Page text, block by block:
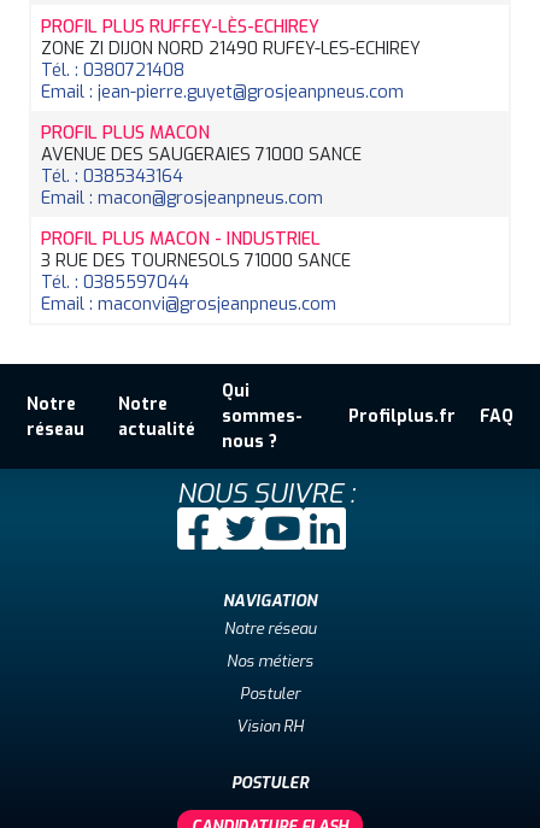
PROFIL PLUS RUFFEY-LÈS-ECHIREY
ZONE ZI DIJON NORD 21490 RUFEY-LES-ECHIREY
Tél. : 0380721408
Email : jean-pierre.guyet@grosjeanpneus.com
PROFIL PLUS MACON
AVENUE DES SAUGERAIES 71000 SANCE
Tél. : 0385343164
Email : macon@grosjeanpneus.com
PROFIL PLUS MACON - INDUSTRIEL
3 RUE DES TOURNESOLS 71000 SANCE
Tél. : 0385597044
Email : maconvi@grosjeanpneus.com
Notre
réseau
Notre
actualité
Qui
sommes-
nous ?
Profilplus.fr FAQ
NAVIGATION
Notre réseau
Nos métiers
Postuler
Vision RH
POSTULER
NOUS SUIVRE :